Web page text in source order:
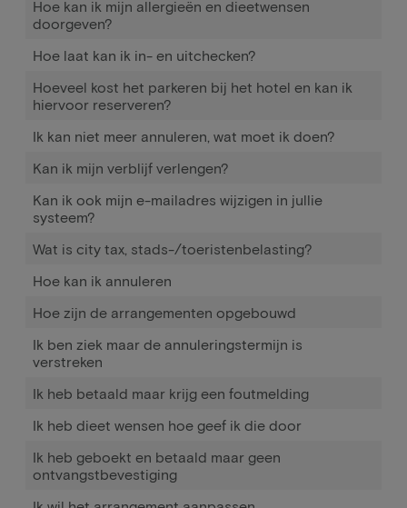
Hoe kan ik mijn allergieën en dieetwensen
doorgeven?
Hoe laat kan ik in- en uitchecken?
Hoeveel kost het parkeren bij het hotel en kan ik
hiervoor reserveren?
Ik kan niet meer annuleren, wat moet ik doen?
Kan ik mijn verblijf verlengen?
Kan ik ook mijn e-mailadres wijzigen in jullie
systeem?
Wat is city tax, stads-/toeristenbelasting?
Hoe kan ik annuleren
Hoe zijn de arrangementen opgebouwd
Ik ben ziek maar de annuleringstermijn is
verstreken
Ik heb betaald maar krijg een foutmelding
Ik heb dieet wensen hoe geef ik die door
Ik heb geboekt en betaald maar geen
ontvangstbevestiging